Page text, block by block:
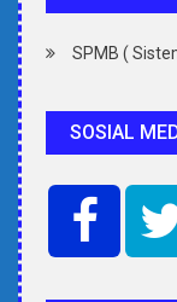
SPMB (
SOSIAL